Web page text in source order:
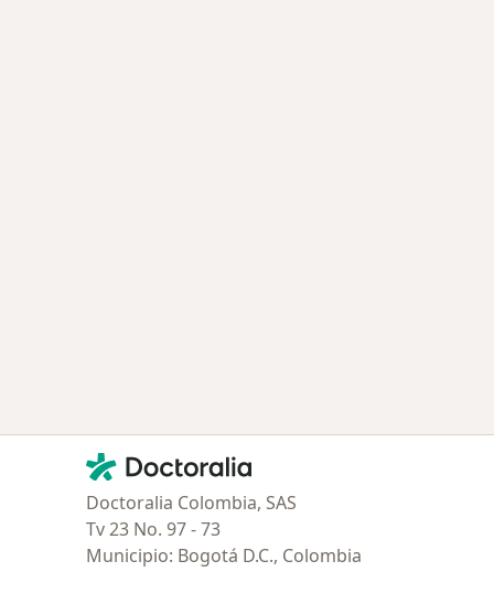
Contacto
Doctoralia - Página de inicio
Doctoralia Colombia, SAS
Tv 23 No. 97 - 73
Municipio: Bogotá D.C., Colombia